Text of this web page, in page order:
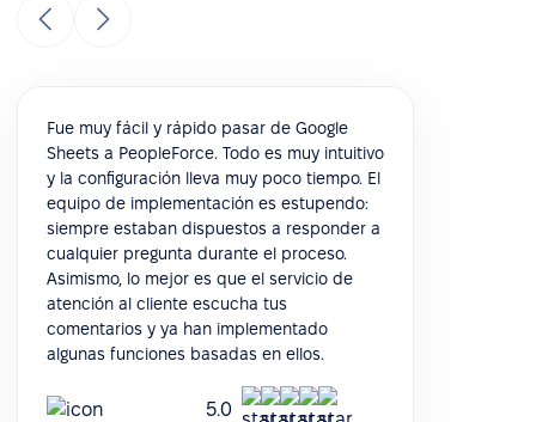
Fue muy fácil y rápido pasar de Google
Sheets a PeopleForce. Todo es muy intuitivo
y la configuración lleva muy poco tiempo. El
equipo de implementación es estupendo:
siempre estaban dispuestos a responder a
cualquier pregunta durante el proceso.
Asimismo, lo mejor es que el servicio de
atención al cliente escucha tus
comentarios y ya han implementado
algunas funciones basadas en ellos.
5.0